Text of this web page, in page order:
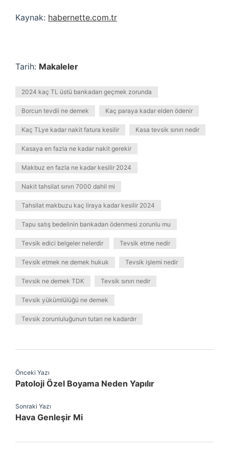
Kaynak: habernette.com.tr
Tarih: Makaleler
2024 kaç TL üstü bankadan geçmek zorunda
Borcun tevdii ne demek Kaç paraya kadar elden ödenir
Kaç TLye kadar nakit fatura kesilir Kasa tevsik sınırı nedir
Kasaya en fazla ne kadar nakit gerekir
Makbuz en fazla ne kadar kesilir 2024
Nakit tahsilat sınırı 7000 dahil mi
Tahsilat makbuzu kaç liraya kadar kesilir 2024
Tapu satış bedelinin bankadan ödenmesi zorunlu mu
Tevsik edici belgeler nelerdir Tevsik etme nedir
Tevsik etmek ne demek hukuk Tevsik işlemi nedir
Tevsik ne demek TDK Tevsik sınırı nedir
Tevsik yükümlülüğü ne demek
Tevsik zorunluluğunun tutarı ne kadardır
Önceki Yazı
Patoloji Özel Boyama Neden Yapılır
Sonraki Yazı
Hava Genleşir Mi